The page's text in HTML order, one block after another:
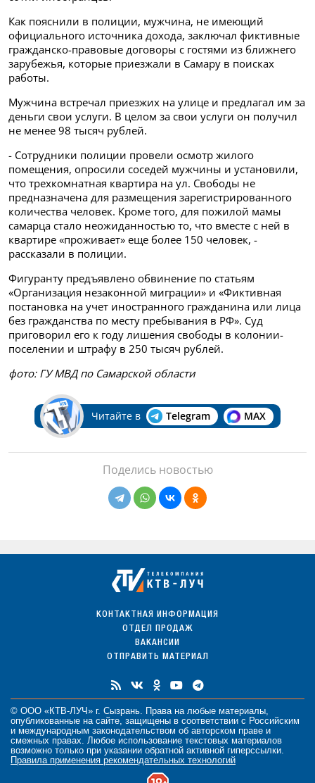
Как пояснили в полиции, мужчина, не имеющий
официального источника дохода, заключал фиктивные
гражданско-правовые договоры с гостями из ближнего
зарубежья, которые приезжали в Самару в поисках
работы.
Мужчина встречал приезжих на улице и предлагал им за
деньги свои услуги. В целом за свои услуги он получил
не менее 98 тысяч рублей.
- Сотрудники полиции провели осмотр жилого
помещения, опросили соседей мужчины и установили,
что трехкомнатная квартира на ул. Свободы не
предназначена для размещения зарегистрированного
количества человек. Кроме того, для пожилой мамы
самарца стало неожиданностью то, что вместе с ней в
квартире «проживает» еще более 150 человек, -
рассказали в полиции.
Фигуранту предъявлено обвинение по статьям
«Организация незаконной миграции» и «Фиктивная
постановка на учет иностранного гражданина или лица
без гражданства по месту пребывания в РФ». Суд
приговорил его к году лишения свободы в колонии-
поселении и штрафу в 250 тысяч рублей.
фото: ГУ МВД по Самарской области
Читайте в Telegram MAX
Поделись новостью
КОНТАКТНАЯ ИНФОРМАЦИЯ
ОТДЕЛ ПРОДАЖ
ВАКАНСИИ
ОТПРАВИТЬ МАТЕРИАЛ
© ООО «КТВ-ЛУЧ» г. Сызрань. Права на любые материалы
опубликованные на сайте, защищены в соответствии с Российским
и международным законодательством об авторском праве и
смежных правах. Любое использование текстовых материалов
возможно только при указании обратной активной гиперссылки.
Правила применения рекомендательных технологий